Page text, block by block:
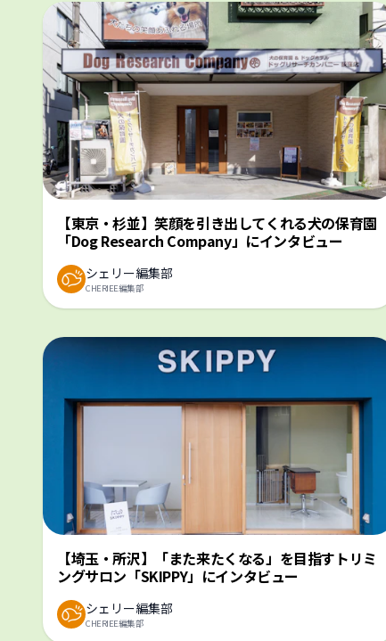
【東京・杉並】笑顔を引き出してくれる犬の保育園
「Dog Research Company」にインタビュー
シェリー編集部
CHERIEE編集部
【埼玉・所沢】「また来たくなる」を目指すトリミ
ングサロン「SKIPPY」にインタビュー
シェリー編集部
CHERIEE編集部